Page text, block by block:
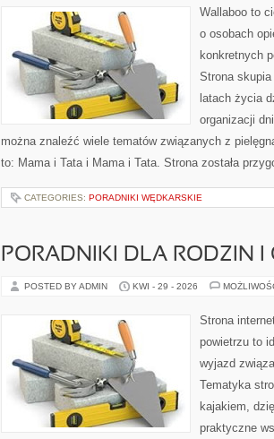
Wallaboo to
o osobach
konkretnych
Strona
latach życia
organizacji
można znaleźć wiele tematów związanych z
to: Mama i Tata i Mama i Tata. Strona została
CATEGORIES: PORADNIKI WĘDKARSKIE
PORADNIKI DLA RODZIN I
POSTED BY ADMIN KWI - 29 - 2026
Strona
powietrzu to
wyjazd
Tematyka
kajakiem,
praktyczne